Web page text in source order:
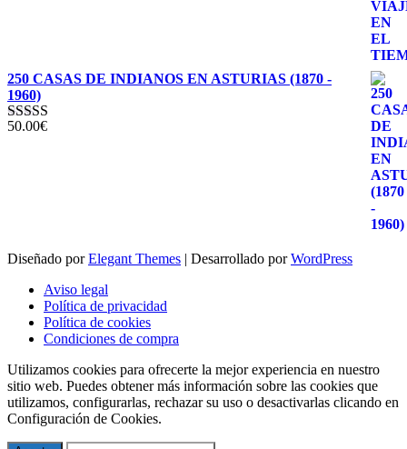
250 CASAS DE INDIANOS EN ASTURIAS (1870 -
1960)
Valorado con
50.00€
Diseñado porElegant Themes | Desarrollado porWordPress
Aviso legal
Política de privacidad
Política de cookies
Condiciones de compra
Utilizamos cookies para ofrecerte la mejor experiencia en nuestro
sitio web. Puedes obtener más información sobre las cookies que
utilizamos, configurarlas, rechazar su uso o desactivarlas clicando en
Configuración de Cookies.